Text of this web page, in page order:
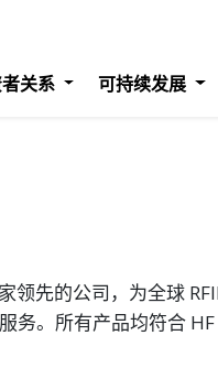
关系 可持续发展
领先的公司，为全球
务。所有产品均符合